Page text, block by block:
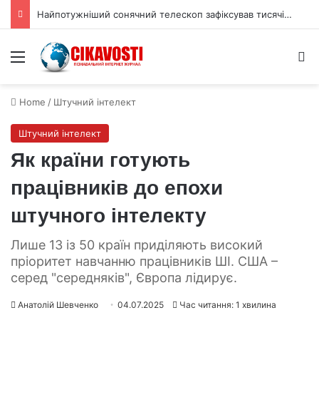
Найпотужніший сонячний телескоп зафіксував тисячі міні‑вихорів на Сонці
Menu
Home / Штучний інтелект
Штучний інтелект
Як країни готують
працівників до епохи
штучного інтелекту
Лише 13 із 50 країн приділяють високий
пріоритет навчанню працівників ШІ. США –
серед "середняків", Європа лідирує.
Анатолій Шевченко 04.07.2025 Час читання: 1 хвилина